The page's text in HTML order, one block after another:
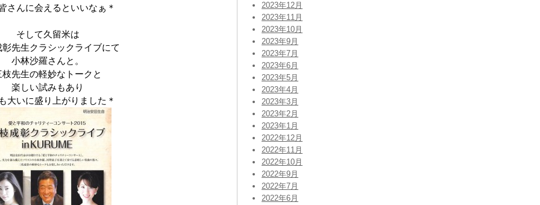
さんに会えるといいなぁ＊
そして久留米は
彰先生クラシックライブにて
小林沙羅さんと。
枝先生の軽妙なトークと
楽しい試みもあり
大いに盛り上がりました＊
2023年12月
2023年11月
2023年10月
2023年9月
2023年7月
2023年6月
2023年5月
2023年4月
2023年3月
2023年2月
2023年1月
2022年12月
2022年11月
2022年10月
2022年9月
2022年7月
2022年6月